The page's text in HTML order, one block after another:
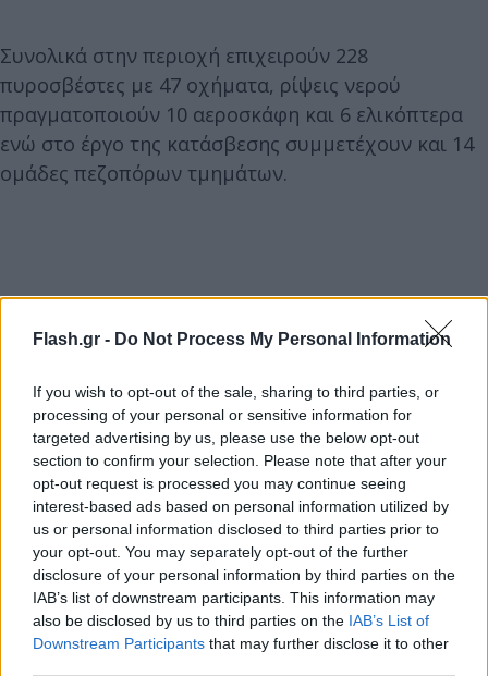
Flash.gr - Do Not Process My Personal Information
If you wish to opt-out of the sale, sharing to third parties, or
processing of your personal or sensitive information for
targeted advertising by us, please use the below opt-out
section to confirm your selection. Please note that after your
opt-out request is processed you may continue seeing
interest-based ads based on personal information utilized by
us or personal information disclosed to third parties prior to
your opt-out. You may separately opt-out of the further
disclosure of your personal information by third parties on the
IAB’s list of downstream participants. This information may
also be disclosed by us to third parties on the IAB’s List of
Downstream Participants that may further disclose it to other
Συνολικά στην περιοχή επιχειρούν 228
πυροσβέστες με 47 οχήματα, ρίψεις νερού
πραγματοποιούν 10 αεροσκάφη και 6 ελικόπτερα
ενώ στο έργο της κατάσβεσης συμμετέχουν και 14
ομάδες πεζοπόρων τμημάτων.
Από πλευράς του Δήμου Αμαρίου υπάρχει η
ενημέρωση προς τους δημότες ότι το Πολιτιστικό